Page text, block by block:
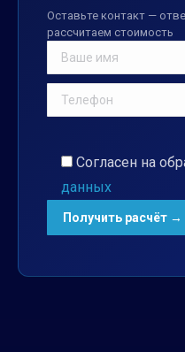
Оставьте контакт —
рассчитаем стоимость
Согласен на
данных